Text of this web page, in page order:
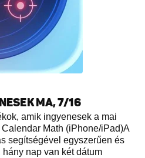
MA, 7/16
amik ingyenesek a mai
Math (iPhone/iPad)A
segítségével egyszerűen és
nap van két dátum